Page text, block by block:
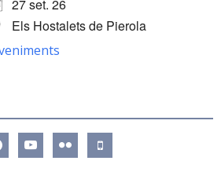
27 set. 26
Els Hostalets de Pierola
youtube flickr mobile